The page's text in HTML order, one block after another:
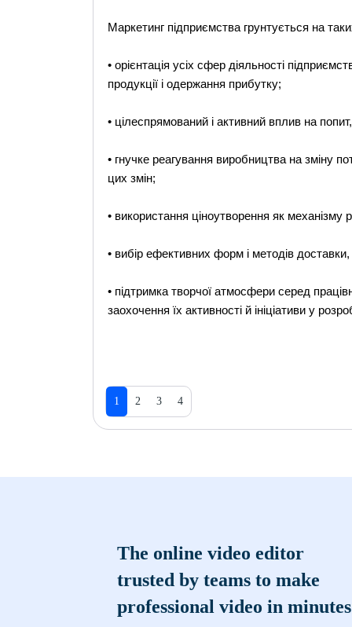
Маркетинг підприємства грунтується на
• орієнтація усіх сфер діяльності
продукції і одержання прибутку;
• цілеспрямований і активний вплив на
• гнучке реагування виробництва на зміну
цих змін;
• використання ціноутворення як механізму
• вибір ефективних форм і методів
• підтримка творчої атмосфери серед
заохочення їх активності й ініціативи у
1 2 3 4
The online video editor
trusted by teams to make
professional video in minutes